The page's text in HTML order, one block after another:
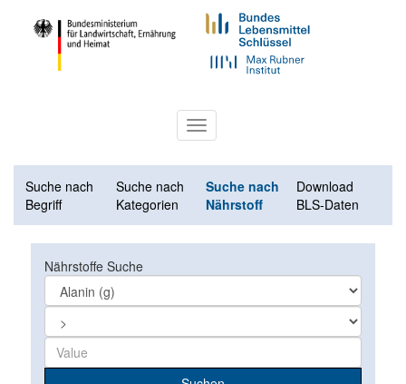
Toggle
navigation
Suche nach
Begriff
Suche nach
Kategorien
Suche nach
Nährstoff
Download
BLS-Daten
Nährstoffe Suche